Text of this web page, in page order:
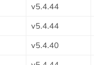
v5.4.44
v5.4.44
v5.4.40